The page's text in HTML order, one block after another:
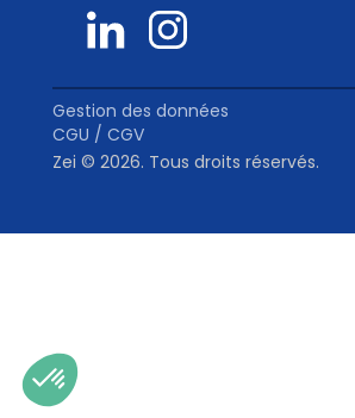
Gestion des données
CGU / CGV
Zei © 2026. Tous droits réservés.